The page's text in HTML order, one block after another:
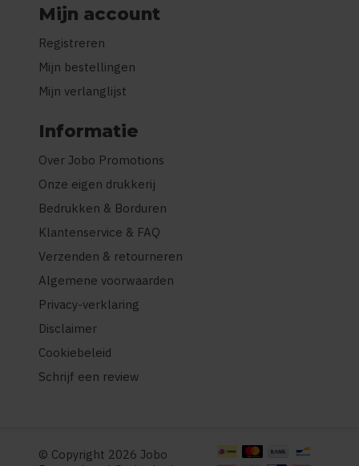
Mijn account
Registreren
Mijn bestellingen
Mijn verlanglijst
Informatie
Over Jobo Promotions
Onze eigen drukkerij
Bedrukken & Borduren
Klantenservice & FAQ
Verzenden & retourneren
Algemene voorwaarden
Privacy-verklaring
Disclaimer
Cookiebeleid
Schrijf een review
© Copyright 2026 Jobo